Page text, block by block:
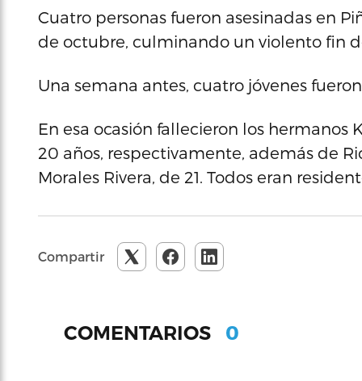
Cuatro personas fueron asesinadas en
de octubre, culminando un violento fin
Una semana antes, cuatro jóvenes
En esa ocasión fallecieron los hermanos
20 años, respectivamente, además de
Morales Rivera, de 21. Todos eran
Compartir
COMENTARIOS 0